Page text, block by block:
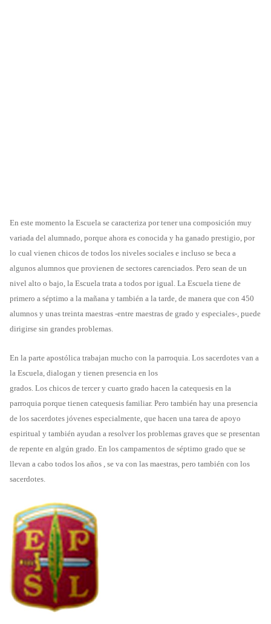
En este momento la Escuela se caracteriza por tener una composición muy
variada del alumnado, porque ahora es conocida y ha ganado prestigio, por
lo cual vienen chicos de todos los niveles sociales e incluso se beca a
algunos alumnos que provienen de sectores carenciados. Pero sean de un
nivel alto o bajo, la Escuela trata a todos por igual. La Escuela tiene de
primero a séptimo a la mañana y también a la tarde, de manera que con 450
alumnos y unas treinta maestras -entre maestras de grado y especiales-, puede
dirigirse sin grandes problemas.
En la parte apostólica trabajan mucho con la parroquia. Los sacerdotes van a
la Escuela, dialogan y tienen presencia en los
grados. Los chicos de tercer y cuarto grado hacen la catequesis en la
parroquia porque tienen catequesis familiar. Pero también hay una presencia
de los sacerdotes jóvenes especialmente, que hacen una tarea de apoyo
espiritual y también ayudan a resolver los problemas graves que se presentan
de repente en algún grado. En los campamentos de séptimo grado que se
llevan a cabo todos los años , se va con las maestras, pero también con los
sacerdotes.